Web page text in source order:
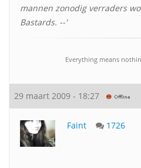
mannen zonodig verraders
Bastards. --'
Everything means
29 maart 2009 - 18:27
Faint 1726